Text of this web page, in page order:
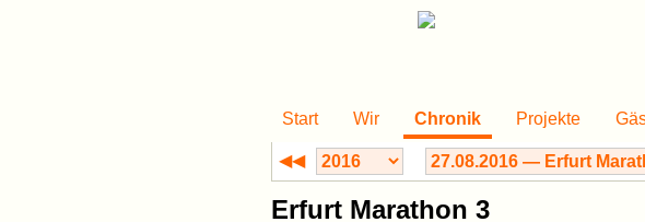
Start Wir Chronik Projekte
◀◀
Erfurt Marathon 3